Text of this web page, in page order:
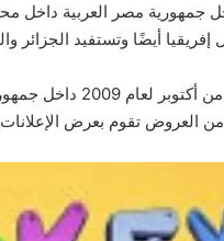
مصر العربية داخل
أيضًا وتستفيد الجزائر
تم إطلاق تلك
العروض تقوم بعرض الإعلانات،